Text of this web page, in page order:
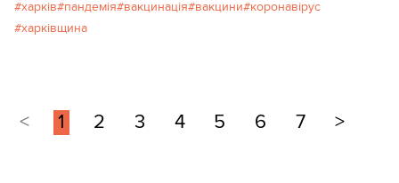
харків пандемія вакцинація вакцини коронавірус
харківщина
< 1 2 3 4 5 6 7 >